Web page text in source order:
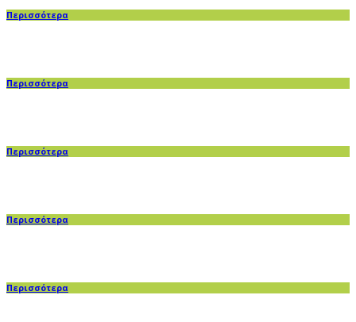
Περισσότερα
Περισσότερα
Περισσότερα
Περισσότερα
Περισσότερα